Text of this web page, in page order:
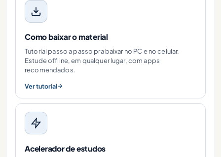
Como baixar o material
Tutorial passo a passo pra baixar no PC e no celular.
Estude offline, em qualquer lugar, com apps
recomendados.
Ver tutorial
Acelerador de estudos